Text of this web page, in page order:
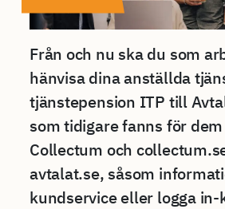
Från och nu ska du som
hänvisa dina anställda
tjänstepension ITP till
som tidigare fanns för
Collectum och
avtalat.se, såsom
kundservice eller logga